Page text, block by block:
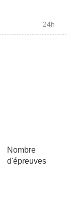
24h
Nombre
d'épreuves